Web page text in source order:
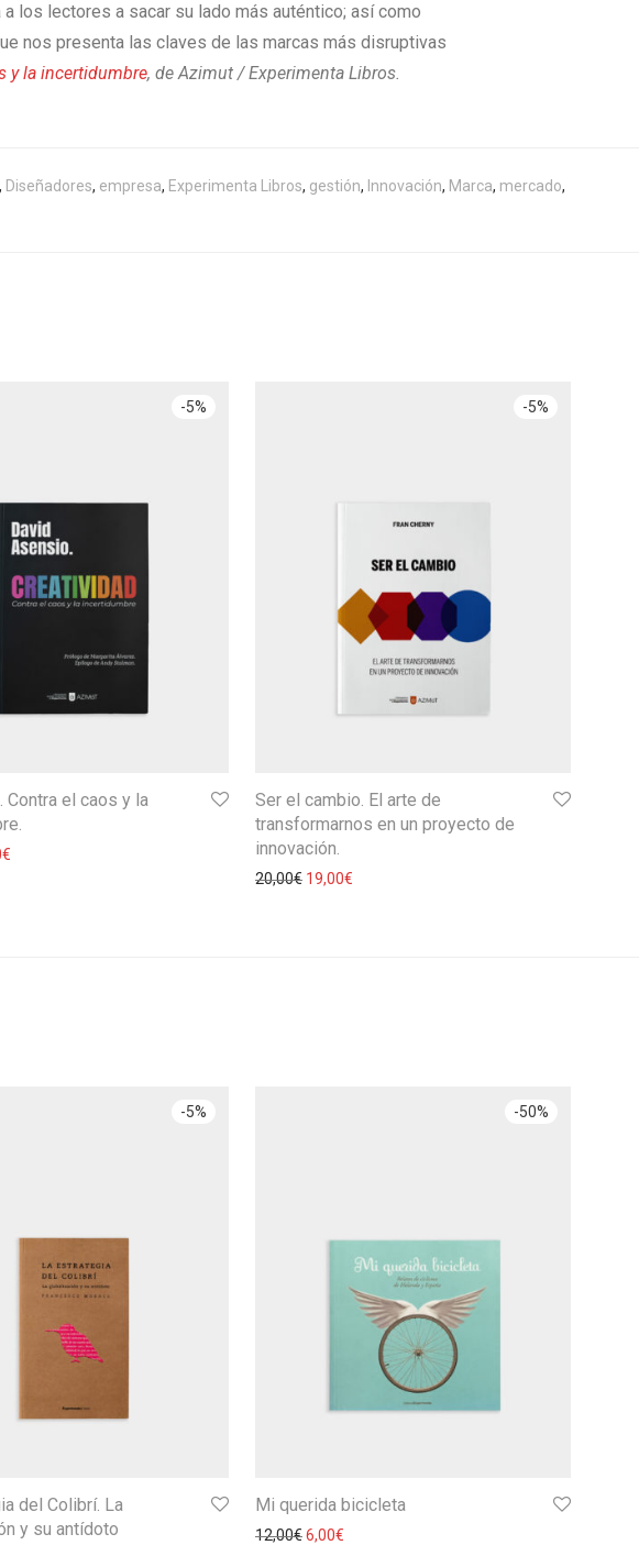
los lectores a sacar su lado más auténtico; así como
nos presenta las claves de las marcas más disruptivas
y la incertidumbre, de Azimut / Experimenta Libros.
, Diseñadores, empresa, Experimenta Libros, gestión, Innovación, Marca, mercado,
-5%
Contra el caos y la
€
-5%
Ser el cambio. El arte de
transformarnos en un proyecto de
innovación.
20,00€ 19,00€
-5%
del Colibrí. La
y su antídoto
-50%
Mi querida bicicleta
12,00€6,00€